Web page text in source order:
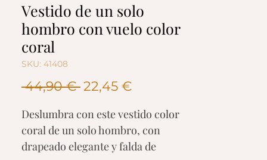
Vestido de un solo
hombro con vuelo color
coral
SKU: 41408
44,90 € Precio
22,45 €
oferta
Deslumbra con este vestido color
coral de un solo hombro, con
drapeado elegante y falda de